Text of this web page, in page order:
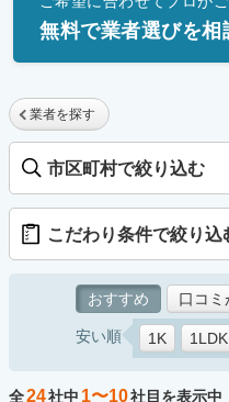
無料で業者選びを相
業者を探す
市区町村で絞り込む
こだわり条件で絞り込
おすすめ 口コミ
安い順 1K 1LDK
全24社中 1〜10社目を表示中